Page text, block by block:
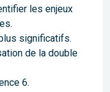
les enjeux
significatifs.
de la double
6.